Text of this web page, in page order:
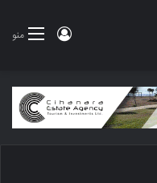
منو ورود